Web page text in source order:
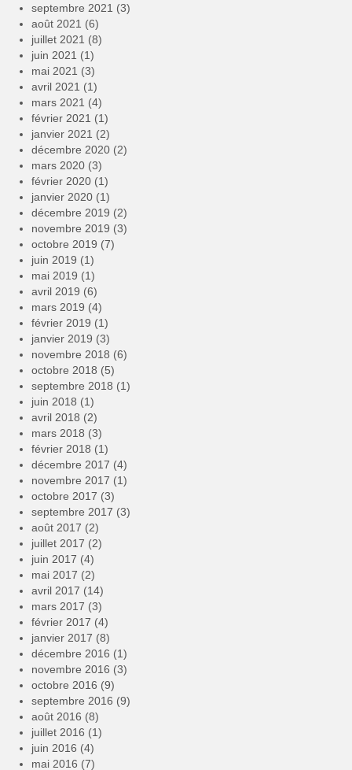
septembre 2021 (3)
août 2021 (6)
juillet 2021 (8)
juin 2021 (1)
mai 2021 (3)
avril 2021 (1)
mars 2021 (4)
février 2021 (1)
janvier 2021 (2)
décembre 2020 (2)
mars 2020 (3)
février 2020 (1)
janvier 2020 (1)
décembre 2019 (2)
novembre 2019 (3)
octobre 2019 (7)
juin 2019 (1)
mai 2019 (1)
avril 2019 (6)
mars 2019 (4)
février 2019 (1)
janvier 2019 (3)
novembre 2018 (6)
octobre 2018 (5)
septembre 2018 (1)
juin 2018 (1)
avril 2018 (2)
mars 2018 (3)
février 2018 (1)
décembre 2017 (4)
novembre 2017 (1)
octobre 2017 (3)
septembre 2017 (3)
août 2017 (2)
juillet 2017 (2)
juin 2017 (4)
mai 2017 (2)
avril 2017 (14)
mars 2017 (3)
février 2017 (4)
janvier 2017 (8)
décembre 2016 (1)
novembre 2016 (3)
octobre 2016 (9)
septembre 2016 (9)
août 2016 (8)
juillet 2016 (1)
juin 2016 (4)
mai 2016 (7)